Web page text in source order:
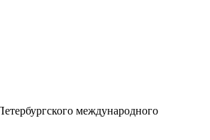
международного